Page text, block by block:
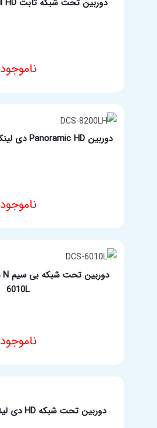
ناموجود
دوربین Panoramic HD دی لینک مدل DCS-8200LH
ناموجود
6010L
ناموجود
دوربین تحت شبکه HD دی لینک مدل DCS-3112